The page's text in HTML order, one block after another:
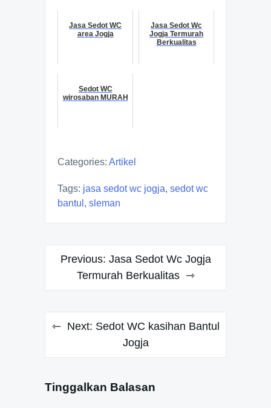
Jasa Sedot WC
area Jogja
Jasa Sedot Wc
Jogja Termurah
Berkualitas
Sedot WC
wirosaban MURAH
Categories: Artikel
Tags: jasa sedot wc jogja, sedot wc
bantul , sleman
Navigasi
Previous: Jasa Sedot Wc Jogja
Termurah Berkualitas
Next: Sedot WC kasihan Bantul
Jogja
Tinggalkan Balasan